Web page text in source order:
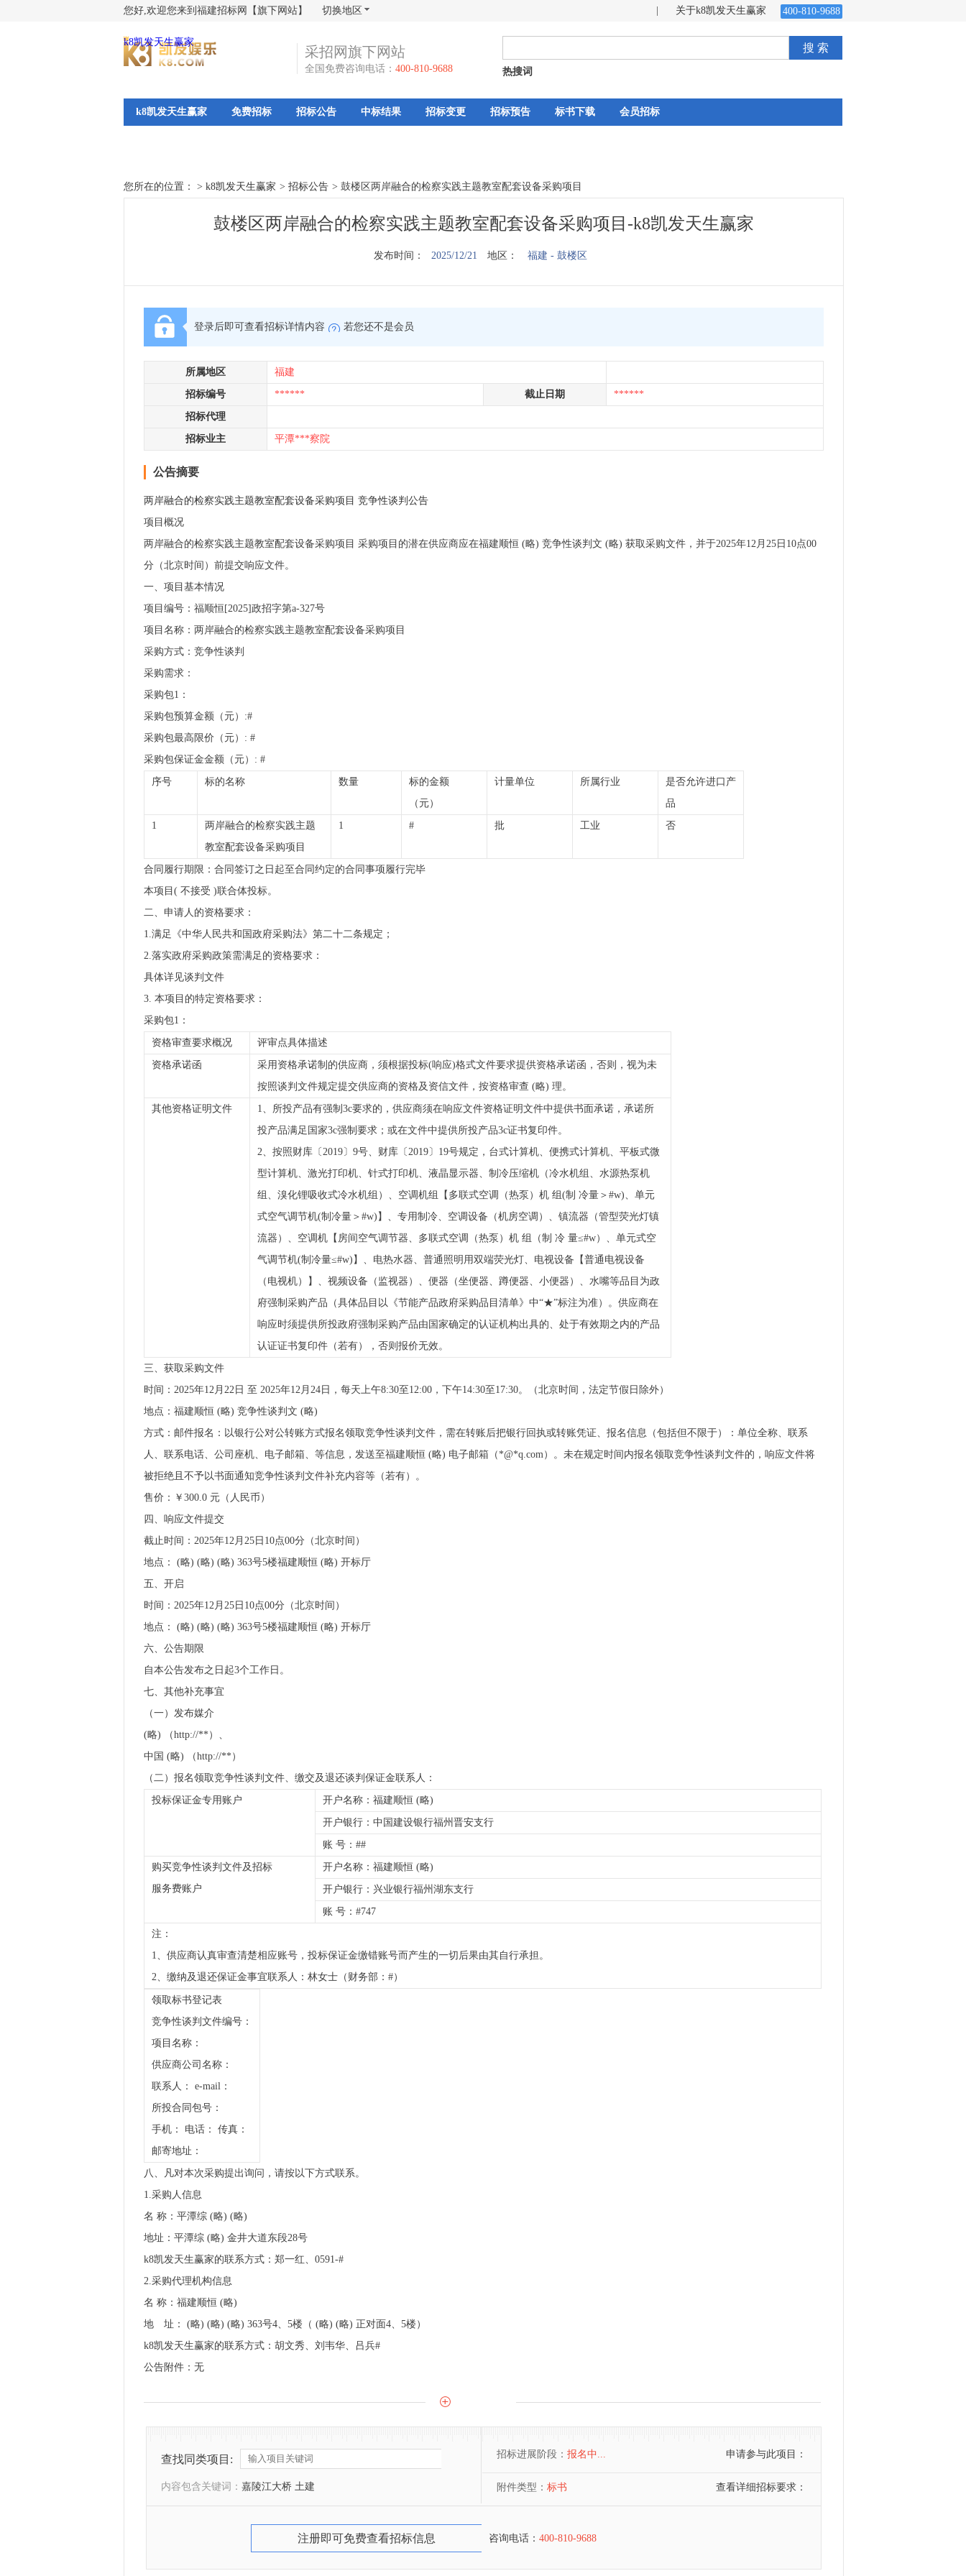
您好,欢迎您来到福建招标网【旗下网站】 切换地区 关于k8凯发天生赢家 400-810-9688
k8凯发天生赢家
采招网旗下网站
全国免费咨询电话： 400-810-9688
搜 索
热搜词
k8凯发天生赢家 免费招标 招标公告 中标结果 招标变更 招标预告 标书下载 会员招标
您所在的位置： > k8凯发天生赢家 > 招标公告 > 鼓楼区两岸融合的检察实践主题教室配套设备采购项目
鼓楼区两岸融合的检察实践主题教室配套设备采购项目-k8凯发天生赢家
发布时间： 2025/12/21 地区： 福建 - 鼓楼区
登录后即可查看招标详情内容 若您还不是会员
所属地区 福建
招标编号 ****** 截止日期 ******
招标代理
招标业主 平潭***察院
公告摘要
两岸融合的检察实践主题教室配套设备采购项目 竞争性谈判公告
项目概况
两岸融合的检察实践主题教室配套设备采购项目 采购项目的潜在供应商应在福建顺恒 (略) 竞争性谈判文 (略) 获取采购文件，并于2025年12月25日10点00
分（北京时间）前提交响应文件。
一、项目基本情况
项目编号：福顺恒[2025]政招字第a-327号
项目名称：两岸融合的检察实践主题教室配套设备采购项目
采购方式：竞争性谈判
采购需求：
采购包1：
采购包预算金额（元）:#
采购包最高限价（元）: #
采购包保证金金额（元）: #
序号 标的名称 数量
标的金额
（元）
计量单位 所属行业
是否允许进口产
品
1
两岸融合的检察实践主题
教室配套设备采购项目
1 # 批 工业 否
合同履行期限：合同签订之日起至合同约定的合同事项履行完毕
本项目( 不接受 )联合体投标。
二、申请人的资格要求：
1.满足《中华人民共和国政府采购法》第二十二条规定；
2.落实政府采购政策需满足的资格要求：
具体详见谈判文件
3. 本项目的特定资格要求：
采购包1：
资格审查要求概况 评审点具体描述
资格承诺函
采用资格承诺制的供应商，须根据投标(响应)格式文件要求提供资格承诺函，否则，视为未
按照谈判文件规定提交供应商的资格及资信文件，按资格审查 (略) 理。
其他资格证明文件
1、所投产品有强制3c要求的，供应商须在响应文件资格证明文件中提供书面承诺，承诺所
投产品满足国家3c强制要求；或在文件中提供所投产品3c证书复印件。
2、按照财库〔2019〕9号、财库〔2019〕19号规定，台式计算机、便携式计算机、平板式微
型计算机、激光打印机、针式打印机、液晶显示器、制冷压缩机（冷水机组、水源热泵机
组、溴化锂吸收式冷水机组）、空调机组【多联式空调（热泵）机 组(制 冷量＞#w)、单元
式空气调节机(制冷量＞#w)】、专用制冷、空调设备（机房空调）、镇流器（管型荧光灯镇
流器）、空调机【房间空气调节器、多联式空调（热泵）机 组（制 冷 量≤#w）、单元式空
气调节机(制冷量≤#w)】、电热水器、普通照明用双端荧光灯、电视设备【普通电视设备
（电视机）】、视频设备（监视器）、便器（坐便器、蹲便器、小便器）、水嘴等品目为政
府强制采购产品（具体品目以《节能产品政府采购品目清单》中“★”标注为准）。供应商在
响应时须提供所投政府强制采购产品由国家确定的认证机构出具的、处于有效期之内的产品
认证证书复印件（若有），否则报价无效。
三、获取采购文件
时间：2025年12月22日 至 2025年12月24日，每天上午8:30至12:00，下午14:30至17:30。（北京时间，法定节假日除外）
地点：福建顺恒 (略) 竞争性谈判文 (略)
方式：邮件报名：以银行公对公转账方式报名领取竞争性谈判文件，需在转账后把银行回执或转账凭证、报名信息（包括但不限于）：单位全称、联系
人、联系电话、公司座机、电子邮箱、等信息，发送至福建顺恒 (略) 电子邮箱（*@*q.com）。未在规定时间内报名领取竞争性谈判文件的，响应文件将
被拒绝且不予以书面通知竞争性谈判文件补充内容等（若有）。
售价：￥300.0 元（人民币）
四、响应文件提交
截止时间：2025年12月25日10点00分（北京时间）
地点： (略) (略) (略) 363号5楼福建顺恒 (略) 开标厅
五、开启
时间：2025年12月25日10点00分（北京时间）
地点： (略) (略) (略) 363号5楼福建顺恒 (略) 开标厅
六、公告期限
自本公告发布之日起3个工作日。
七、其他补充事宜
（一）发布媒介
(略) （http://**）、
中国 (略) （http://**）
（二）报名领取竞争性谈判文件、缴交及退还谈判保证金联系人：
投标保证金专用账户 开户名称：福建顺恒 (略)
开户银行：中国建设银行福州晋安支行
账 号：##
购买竞争性谈判文件及招标
服务费账户
开户名称：福建顺恒 (略)
开户银行：兴业银行福州湖东支行
账 号：#747
注：
1、供应商认真审查清楚相应账号，投标保证金缴错账号而产生的一切后果由其自行承担。
2、缴纳及退还保证金事宜联系人：林女士（财务部：#）
领取标书登记表
竞争性谈判文件编号：
项目名称：
供应商公司名称：
联系人： e-mail：
所投合同包号：
手机： 电话： 传真：
邮寄地址：
八、凡对本次采购提出询问，请按以下方式联系。
1.采购人信息
名 称：平潭综 (略) (略)
地址：平潭综 (略) 金井大道东段28号
k8凯发天生赢家的联系方式：郑一红、0591-#
2.采购代理机构信息
名 称：福建顺恒 (略)
地 址： (略) (略) (略) 363号4、5楼（ (略) (略) 正对面4、5楼）
k8凯发天生赢家的联系方式：胡文秀、刘韦华、吕兵#
公告附件：无
查找同类项目:
内容包含关键词： 嘉陵江大桥 土建
招标进展阶段： 报名中... 申请参与此项目：
附件类型： 标书 查看详细招标要求：
注册即可免费查看招标信息 咨询电话： 400-810-9688